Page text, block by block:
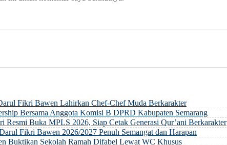
Fikri Bawen Lahirkan Chef-Chef Muda Berkarakter
Bersama Anggota Komisi B DPRD Kabupaten Semarang
Buka MPLS 2026, Siap Cetak Generasi Qur’ani Berkarakter
Fikri Bawen 2026/2027 Penuh Semangat dan Harapan
Buktikan Sekolah Ramah Difabel Lewat WC Khusus